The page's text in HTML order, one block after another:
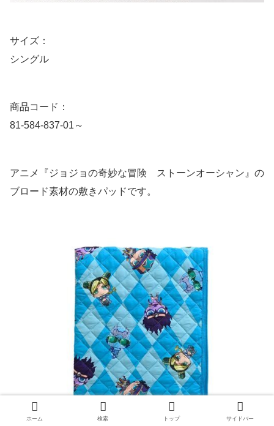
サイズ：
シングル
商品コード：
81-584-837-01～
アニメ『ジョジョの奇妙な冒険 ストーンオーシャン』の
ブロード素材の敷きパッドです。
ホーム 検索 トップ サイドバー